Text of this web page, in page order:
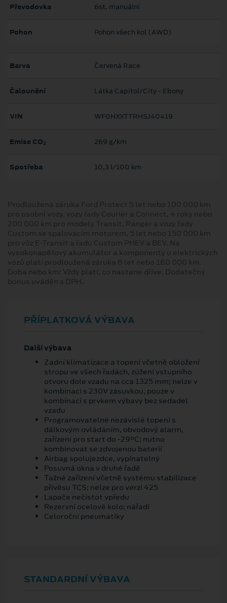
Převodovka 6st. manuální
Pohon Pohon všech kol (AWD)
Barva Červená Race
Čalounění Látka Capitol/City - Ebony
VIN WF0HXXTTRHSJ40419
Emise CO2 269 g/km
Spotřeba 10,3 l/100 km
Prodloužená záruka Ford Protect 5 let nebo 100 000 km
pro osobní vozy, vozy řady Courier a Connect, 4 roky nebo
200 000 km pro modely Transit, Ranger a vozy řady
Custom se spalovacím motorem, 5 let nebo 150 000 km
pro vůz E-Transit a řadu Custom PHEV a BEV. Na
vysokonapěťový akumulátor a komponenty u elektrických
vozů platí prodloužená záruka 8 let nebo 160 000 km.
Doba nebo km: Vždy platí, co nastane dříve. Dodatečný
bonus uváděn s DPH.
PŘÍPLATKOVÁ VÝBAVA
Další výbava
Zadní klimatizace a topení včetně obložení
stropu ve všech řadách, zúžení vstupního
otvoru dole vzadu na cca 1325 mm; nelze v
kombinaci s 230V zásuvkou, pouze v
kombinaci s prvkem výbavy bez sedadel
vzadu
Programovatelné nezávislé topení s
dálkovým ovládáním, obvodový alarm,
zařízení pro start do -29°C; nutno
kombinovat se zdvojenou baterií
Airbag spolujezdce, vypínatelný
Posuvná okna v druhé řadě
Tažné zařízení včetně systému stabilizace
přívěsu TCS; nelze pro verzi 425
Lapače nečistot vpředu
Rezervní ocelové kolo; nářadí
Celoroční pneumatiky
STANDARDNÍ VÝBAVA